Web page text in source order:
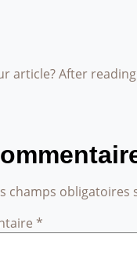
article? After
champs
*